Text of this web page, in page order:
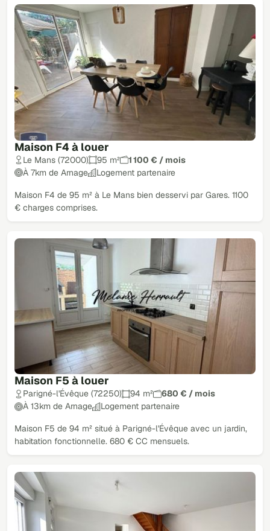
Maison F4 à louer
Le Mans (72000) 95 m²
1 100 € / mois
À 7km de Arnage
Logement partenaire
Maison F4 de 95 m² à Le Mans bien desservi par Gares. 1100
€ charges comprises.
Maison F5 à louer
Parigné-l'Évêque (72250) 94 m²
680 € / mois
À 13km de Arnage
Logement partenaire
Maison F5 de 94 m² situé à Parigné-l'Évêque avec un jardin,
habitation fonctionnelle. 680 € CC mensuels.